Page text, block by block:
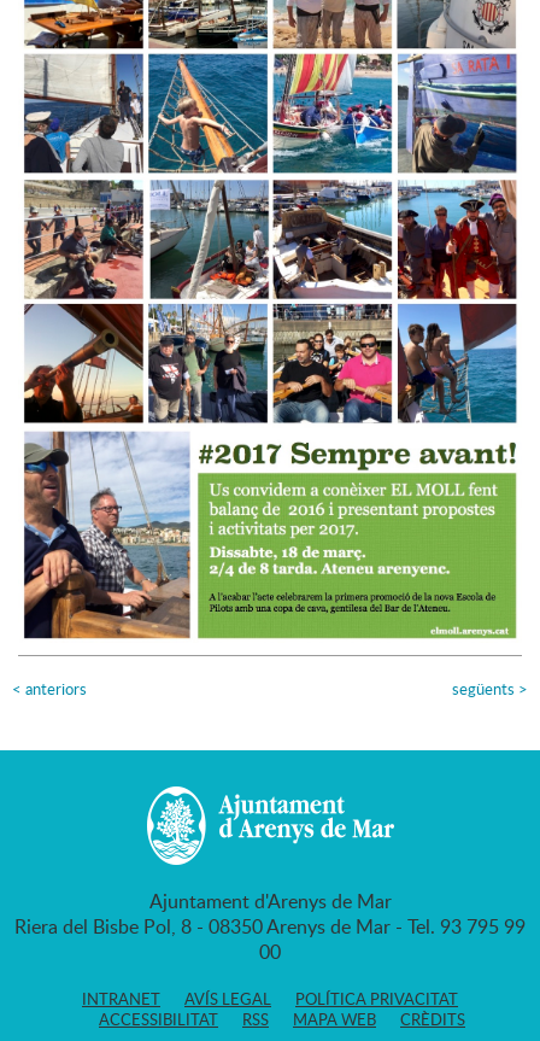
< anteriors següents >
Ajuntament d'Arenys de Mar
Riera del Bisbe Pol, 8 - 08350 Arenys de Mar - Tel. 93 795 99
00
INTRANET AVÍS LEGAL
POLÍTICA PRIVACITAT
ACCESSIBILITAT
RSS MAPA WEB CRÈDITS